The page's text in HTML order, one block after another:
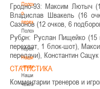
Положение
о
переходах
Положение
о
переходах
Наши
чемпионы
Наши
чемпионы
Гродно-93: Максим Лютыч
Владислав Швакель (16
Сазонов (12 очков, 6
Рубон: Руслан Пищейко (15
перехват, 1 блок-шот),
передачи), Константин
СТАТИСТИКА
Комментарии тренеров и